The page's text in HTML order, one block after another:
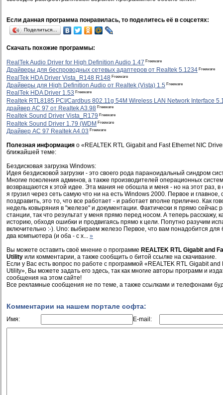
Если данная программа понравилась, то поделитесь её в соцсетях:
Поделиться…
Скачать похожие программы:
RealTek Audio Driver for High Definition Audio 1.47 Freeware
Драйверы для беспроводных сетевых адаптеров от Realtek 5.1234 Freeware
RealTek HDA Driver Vista_R148 R148 Freeware
Драйверы для High Definition Audio от Realtek (Vista) 1.5 Freeware
RealTek HDA Driver 1.53 Freeware
Realtek RTL8185 PCI/Cardbus 802.11g 54M Wireless LAN Network Interface
драйвер AC 97 от Realtek A3.98 Freeware
Realtek Sound Driver Vista_R179 Freeware
Realtek Sound Driver 1.79 (WDM Freeware
Драйвер AC 97 Realtek A4.03 Freeware
Полезная информация о «REALTEK RTL Gigabit and Fast Ethernet NIC
ближайшей теме:
Бездисковая загрузка Windows:
Идея бездисковой загрузки - это своего рода параноидальный синдром
Многие поколения админов, а также производителей операционных
возвращаются к этой идее. Эта мания не обошла и меня - но на этот раз,
я грузил через сеть самую что ни на есть Windows 2000. Первое и
поздравить, это то, что все работает - и работает вполне прилично. Как
недель ковыряния в "железе" и документации. Фактически я прямо сейчас
станции, так что результат у меня прямо перед носом. А теперь расскажу,
историю, обходя ошибки и продвигаясь прямо к цели. Попутно разучим
включительно :-). Uno: выбираем железо Первое, что вам понадобится для
два компьютера (и оба - с х... »
Вы можете оставить своё мнение о программе REALTEK RTL Gigabit and
Utility или комментарии, а также сообщить о битой ссылке на скачивание.
Если у Вас есть вопрос по работе с программой «REALTEK RTL Gigabit
Utility», Вы можете задать его здесь, так как многие авторы программ и
сообщения на этом сайте!
Все рекламные сообщения не по теме, а также ссылками и телефонами
Комментарии на нашем портале софта:
Имя: E-mail: